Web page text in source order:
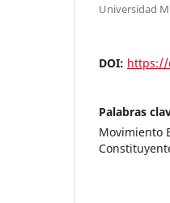
Universidad
DOI: https://
Palabras
Movimiento